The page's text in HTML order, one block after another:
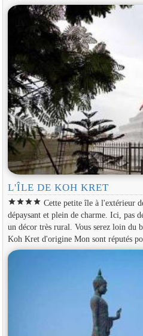
L'ÎLE DE KOH KRET
starstarstarstar Cette petite île à l'extérieur
dépaysant et plein de charme. Ici, pas
un décor très rural. Vous serez loin du
Koh Kret d'origine Mon sont réputés